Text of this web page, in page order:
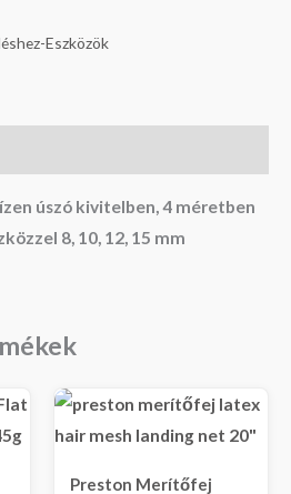
Eszközök
úszó kivitelben, 4 méretben
8, 10, 12, 15 mm
Preston Merítőfej